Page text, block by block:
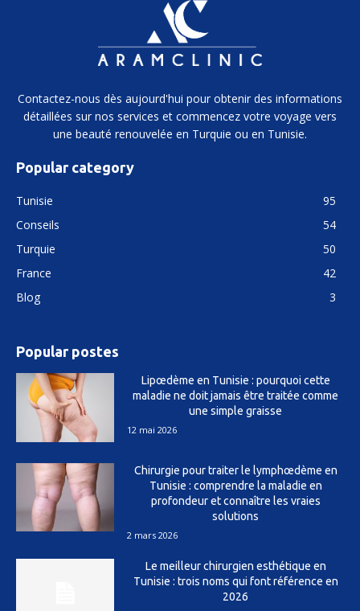
Contactez-nous dès aujourd'hui pour obtenir des informations
détaillées sur nos services et commencez votre voyage vers
une beauté renouvelée en Turquie ou en Tunisie.
Popular category
Tunisie
95
Conseils
54
Turquie
50
France
42
Blog
3
Popular postes
Lipœdème en Tunisie : pourquoi cette
maladie ne doit jamais être traitée comme
une simple graisse
12 mai 2026
Chirurgie pour traiter le lymphœdème en
Tunisie : comprendre la maladie en
profondeur et connaître les vraies
solutions
2 mars 2026
Le meilleur chirurgien esthétique en
Tunisie : trois noms qui font référence en
2026